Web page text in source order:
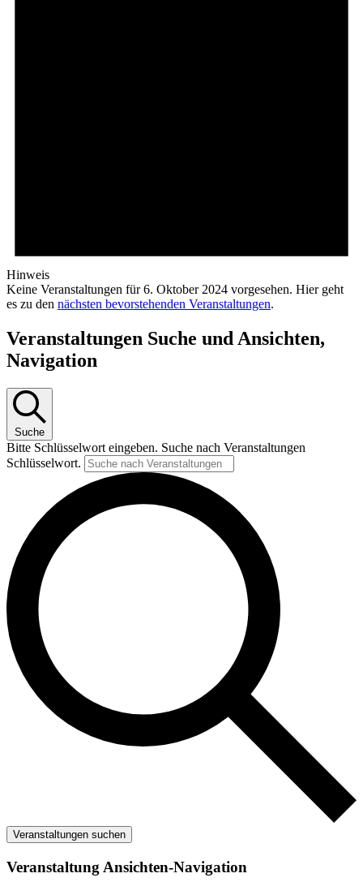
Hinweis
Keine Veranstaltungen für 6. Oktober 2024 vorgesehen. Hier geht
es zu den nächsten bevorstehenden Veranstaltungen.
Veranstaltungen Suche und Ansichten,
Navigation
Suche
Bitte Schlüsselwort eingeben. Suche nach Veranstaltungen
Schlüsselwort.
Veranstaltungen suchen
Veranstaltung Ansichten-Navigation